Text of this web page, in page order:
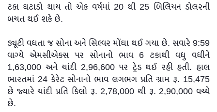
ટકા ઘટાડો થાય તો એક વર્ષમાં 20 થી 25 બિલિયન ડોલરની
બચત થઈ શકે છે.
ડ્યૂટી વધતા જ સોના અને સિલ્વર મોંઘા થઈ ગયા છે. સવારે 9:59
વાગ્યે એમસીએક્સ પર સોનાનો ભાવ 6 ટકાથી વધુ વધીને
1,63,000 અને ચાંદી 2,96,600 પર ટ્રેડ થઈ રહી હતી. હાલ
ભારતમાં 24 કેરેટ સોનાનો ભાવ લગભગ પ્રતિ ગ્રામ રૂ. 15,475
છે જ્યારે ચાંદી પ્રતિ કિલો રૂ. 2,78,000 થી રૂ. 2,90,000 વચ્ચે
છે.